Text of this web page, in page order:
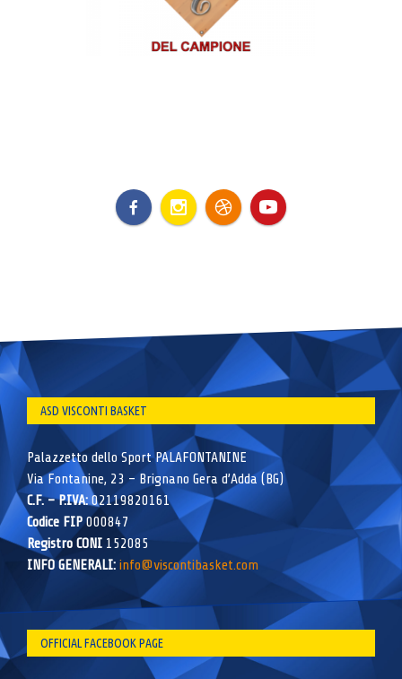
ASD VISCONTI BASKET
Palazzetto dello Sport PALAFONTANINE
Via Fontanine, 23 – Brignano Gera d’Adda (BG)
C.F. – P.IVA:02119820161
Codice FIP000847
Registro CONI 152085
INFO GENERALI: info@viscontibasket.com
OFFICIAL FACEBOOK PAGE